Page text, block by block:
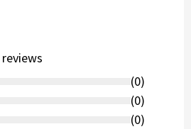
reviews
(0)
(0)
(0)